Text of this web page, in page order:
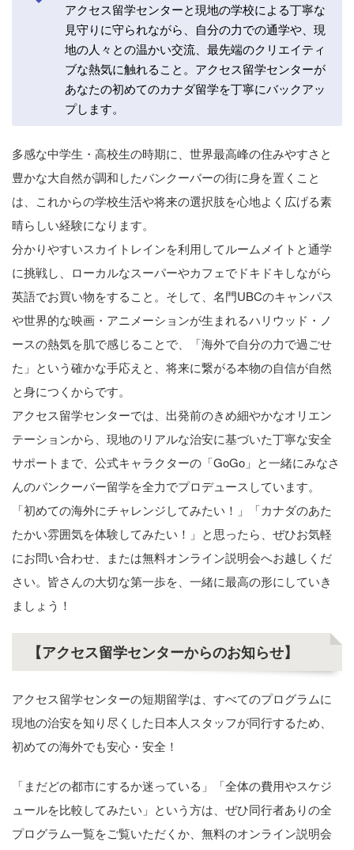
アクセス留学センターと現地の学校による丁寧な
見守りに守られながら、自分の力での通学や、現
地の人々との温かい交流、最先端のクリエイティ
ブな熱気に触れること。アクセス留学センターが
あなたの初めてのカナダ留学を丁寧にバックアッ
プします。
多感な中学生・高校生の時期に、世界最高峰の住みやすさと
豊かな大自然が調和したバンクーバーの街に身を置くこと
は、これからの学校生活や将来の選択肢を心地よく広げる素
晴らしい経験になります。
分かりやすいスカイトレインを利用してルームメイトと通学
に挑戦し、ローカルなスーパーやカフェでドキドキしながら
英語でお買い物をすること。そして、名門UBCのキャンパス
や世界的な映画・アニメーションが生まれるハリウッド・ノ
ースの熱気を肌で感じることで、「海外で自分の力で過ごせ
た」という確かな手応えと、将来に繋がる本物の自信が自然
と身につくからです。
アクセス留学センターでは、出発前のきめ細やかなオリエン
テーションから、現地のリアルな治安に基づいた丁寧な安全
サポートまで、公式キャラクターの「GoGo」と一緒にみなさ
んのバンクーバー留学を全力でプロデュースしています。
「初めての海外にチャレンジしてみたい！」「カナダのあた
たかい雰囲気を体験してみたい！」と思ったら、ぜひお気軽
にお問い合わせ、または無料オンライン説明会へお越しくだ
さい。皆さんの大切な第一歩を、一緒に最高の形にしていき
ましょう！
【アクセス留学センターからのお知らせ】
アクセス留学センターの短期留学は、すべてのプログラムに
現地の治安を知り尽くした日本人スタッフが同行するため、
初めての海外でも安心・安全！
「まだどの都市にするか迷っている」「全体の費用やスケジ
ュールを比較してみたい」という方は、ぜひ同行者ありの全
プログラム一覧をご覧いただくか、無料のオンライン説明会